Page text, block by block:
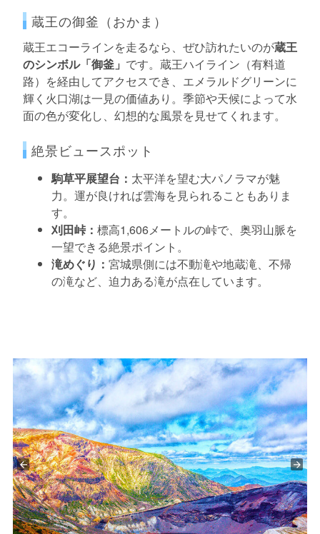
蔵王の御釜（おかま）
蔵王エコーラインを走るなら、ぜひ訪れたいのが蔵王
のシンボル「御釜」 です。蔵王ハイライン（有料道
路）を経由してアクセスでき、エメラルドグリーンに
輝く火口湖は一見の価値あり。季節や天候によって水
面の色が変化し、幻想的な風景を見せてくれます。
絶景ビュースポット
駒草平展望台： 太平洋を望む大パノラマが魅
力。運が良ければ雲海を見られることもありま
す。
刈田峠： 標高1,606メートルの峠で、奥羽山脈を
一望できる絶景ポイント。
滝めぐり： 宮城県側には不動滝や地蔵滝、不帰
の滝など、迫力ある滝が点在しています。